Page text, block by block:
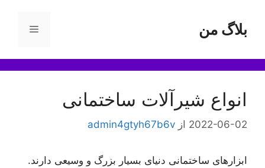
محتوابلاگ من فهرست
انواع شیرآلات ساختمانی
2022-06-02 از admin4gtyh67b6v
ابزارهای ساختمانی دنیای بسیار بزرگ و وسیعی دارند.